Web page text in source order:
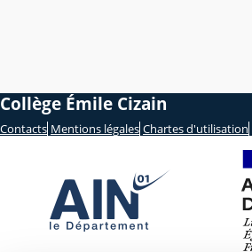
Collège Émile Cizain
Contacts Mentions légales Chartes d'utilisation